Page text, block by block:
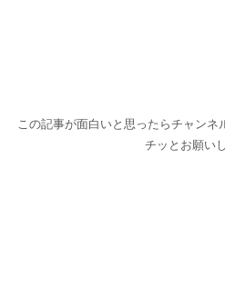
この記事が面白いと思ったらチャン
チッとお願い